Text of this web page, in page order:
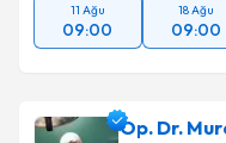
11 Ağu
09:00
18 Ağu
09:00
Op. Dr.